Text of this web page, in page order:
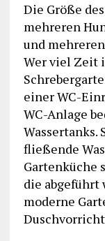
Die Größe
mehreren
und
Wer viel Zeit
einer WC-
WC-Anlage
Wassertanks.
fließende
Gartenküche
die abgeführt
moderne